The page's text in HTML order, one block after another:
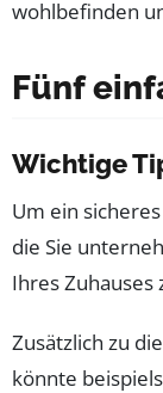
Fünf
Wichtige
Um ein
die Sie
Ihres Zuhauses
Zusätzlich zu
könnte